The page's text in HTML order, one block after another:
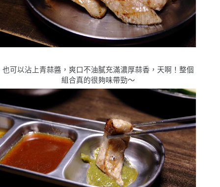
也可以沾上青蒜醬，爽口不油膩充滿濃厚蒜香，天啊！整個
組合真的很夠味帶勁〜